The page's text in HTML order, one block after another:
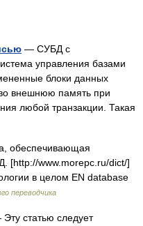
— СУБД с
управления базами
блоки данных
внешнюю память при
любой транзакции. Такая
обеспечивающая
[http://www.morepc.ru/dict/]
в целом EN database
переводчика
статью следует